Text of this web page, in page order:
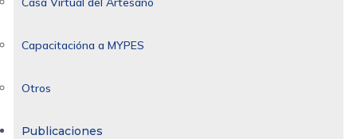
Capacitacióna a MYPES
Otros
Publicaciones